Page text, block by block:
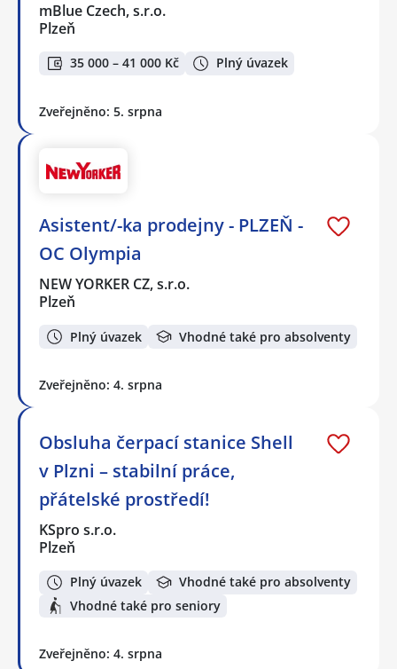
mBlue Czech, s.r.o.
Plzeň
35 000 – 41 000 Kč Plný úvazek
Zveřejněno: 5. srpna
Asistent/-ka prodejny - PLZEŇ -
OC Olympia
NEW YORKER CZ, s.r.o.
Plzeň
Plný úvazek Vhodné také pro absolventy
Zveřejněno: 4. srpna
Obsluha čerpací stanice Shell
v Plzni – stabilní práce,
přátelské prostředí!
KSpro s.r.o.
Plzeň
Plný úvazek
Vhodné také pro absolventy
Vhodné také pro seniory
Zveřejněno: 4. srpna